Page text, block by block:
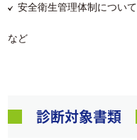
安全衛生管理体制について
など
診断対象書類